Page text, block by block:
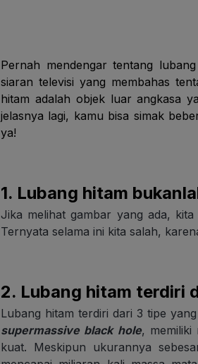
Pernah mendengar tentang
siaran televisi yang membahas
hitam adalah objek luar angkasa
jelasnya lagi, kamu bisa simak
ya!
1. Lubang hitam
Jika melihat gambar yang ada,
Ternyata selama ini kita salah,
2. Lubang hitam terdiri
Lubang hitam terdiri dari 3 tipe
supermassive black hole, memiliki
kuat. Meskipun ukurannya